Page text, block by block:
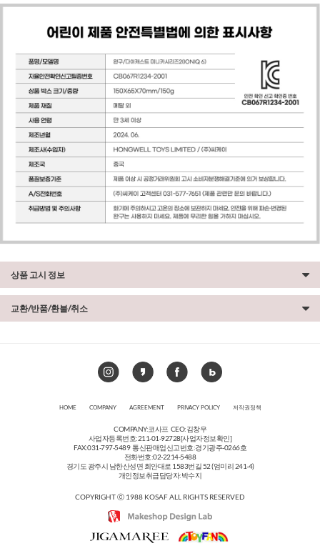
상품 고시 정보
교환/반품/환불/취소
HOME COMPANY AGREEMENT PRIVACY POLICY 저작권정책
COMPANY:코사프 CEO:김창우
사업자등록번호:211-01-92728[사업자정보확인]
FAX:031-797-5489 통신판매업신고번호:경기광주-0266호
전화번호:02-2214-5488
경기도 광주시 남한산성면 회안대로 1583번길 52 (엄미리 241-4)
개인정보취급담당자:박수지
COPYRIGHT ⓒ 1988 KOSAF ALL RIGHTS RESERVED